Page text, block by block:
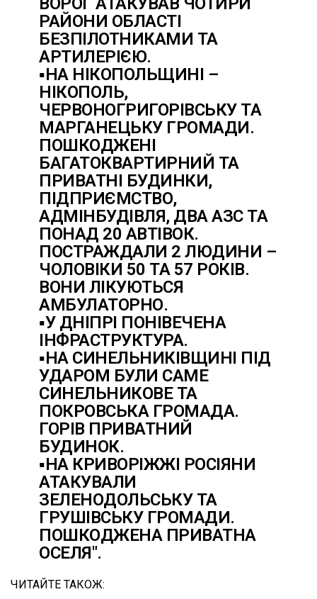
РАЙОНИ ОБЛАСТІ
БЕЗПІЛОТНИКАМИ ТА
АРТИЛЕРІЄЮ.
▪️НА НІКОПОЛЬЩИНІ –
НІКОПОЛЬ,
ЧЕРВОНОГРИГОРІВСЬКУ ТА
МАРГАНЕЦЬКУ ГРОМАДИ.
ПОШКОДЖЕНІ
БАГАТОКВАРТИРНИЙ ТА
ПРИВАТНІ БУДИНКИ,
ПІДПРИЄМСТВО,
АДМІНБУДІВЛЯ, ДВА АЗС ТА
ПОНАД 20 АВТІВОК.
ПОСТРАЖДАЛИ 2 ЛЮДИНИ –
ЧОЛОВІКИ 50 ТА 57 РОКІВ.
ВОНИ ЛІКУЮТЬСЯ
АМБУЛАТОРНО.
▪️У ДНІПРІ ПОНІВЕЧЕНА
ІНФРАСТРУКТУРА.
▪️НА СИНЕЛЬНИКІВЩИНІ ПІД
УДАРОМ БУЛИ САМЕ
СИНЕЛЬНИКОВЕ ТА
ПОКРОВСЬКА ГРОМАДА.
ГОРІВ ПРИВАТНИЙ
БУДИНОК.
▪️НА КРИВОРІЖЖІ РОСІЯНИ
АТАКУВАЛИ
ЗЕЛЕНОДОЛЬСЬКУ ТА
ГРУШІВСЬКУ ГРОМАДИ.
ПОШКОДЖЕНА ПРИВАТНА
ОСЕЛЯ".
ЧИТАЙТЕ ТАКОЖ: